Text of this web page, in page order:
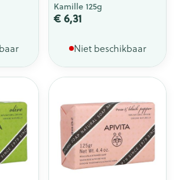
Kamille 125g
€ 6,31
Niet beschikbaar